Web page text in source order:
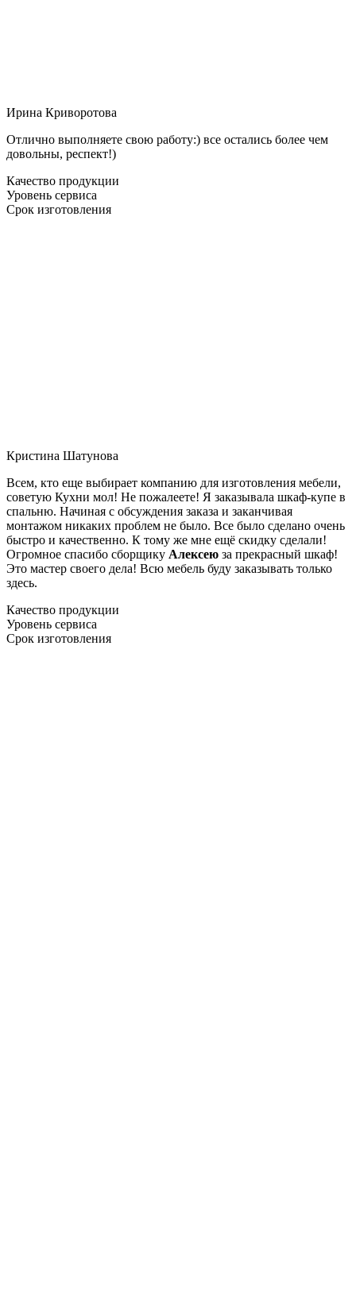
Ирина Криворотова
Отлично выполняете свою работу:) все остались более чем
довольны, респект!)
Качество продукции
Уровень сервиса
Срок изготовления
Кристина Шатунова
Всем, кто еще выбирает компанию для изготовления мебели,
советую Кухни мол! Не пожалеете! Я заказывала шкаф-купе в
спальню. Начиная с обсуждения заказа и заканчивая
монтажом никаких проблем не было. Все было сделано очень
быстро и качественно. К тому же мне ещё скидку сделали!
Огромное спасибо сборщику Алексею за прекрасный шкаф!
Это мастер своего дела! Всю мебель буду заказывать только
здесь.
Качество продукции
Уровень сервиса
Срок изготовления